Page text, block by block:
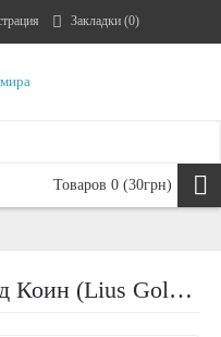
Закладки (0)
Товаров 0 (30грн)
Фаленопсис Льюис Голд Коин (Lius Gold Coin)